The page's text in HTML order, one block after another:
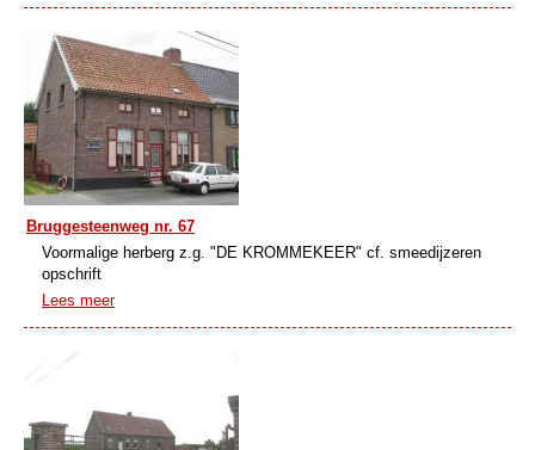
Bruggesteenweg nr. 67
Voormalige herberg z.g. "DE KROMMEKEER" cf. smeedijzeren
opschrift
Lees meer